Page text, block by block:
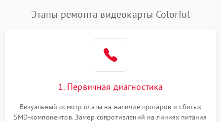
Этапы ремонта видеокарты Colorful
1. Первичная диагностика
Визуальный осмотр платы на наличие прогаров и сбитых
SMD-компонентов. Замер сопротивлений на линиях питания